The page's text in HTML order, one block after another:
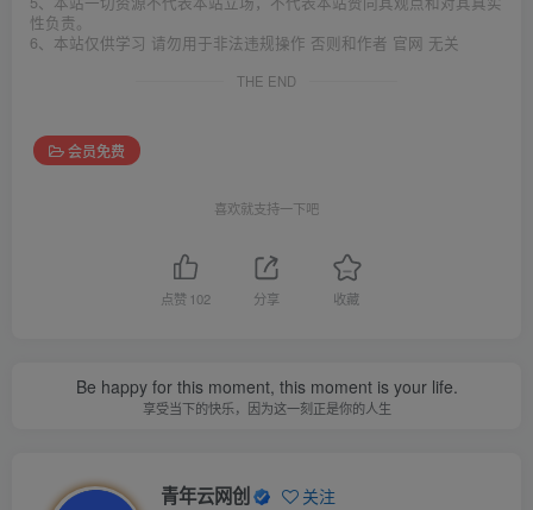
性负责。
6、本站仅供学习 请勿用于非法违规操作 否则和作者 官网 无关
THE END
会员免费
喜欢就支持一下吧
点赞 102 分享 收藏
Be happy for this moment, this moment is your life.
享受当下的快乐，因为这一刻正是你的人生
青年云网创 关注